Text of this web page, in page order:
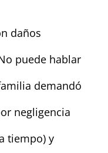
daños
puede hablar
demandó
negligencia
tiempo) y